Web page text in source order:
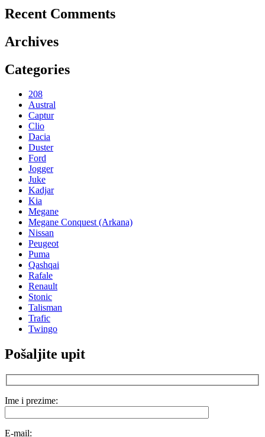
Recent Comments
Archives
Categories
208
Austral
Captur
Clio
Dacia
Duster
Ford
Jogger
Juke
Kadjar
Kia
Megane
Megane Conquest (Arkana)
Nissan
Peugeot
Puma
Qashqai
Rafale
Renault
Stonic
Talisman
Trafic
Twingo
Pošaljite upit
Ime i prezime:
E-mail: